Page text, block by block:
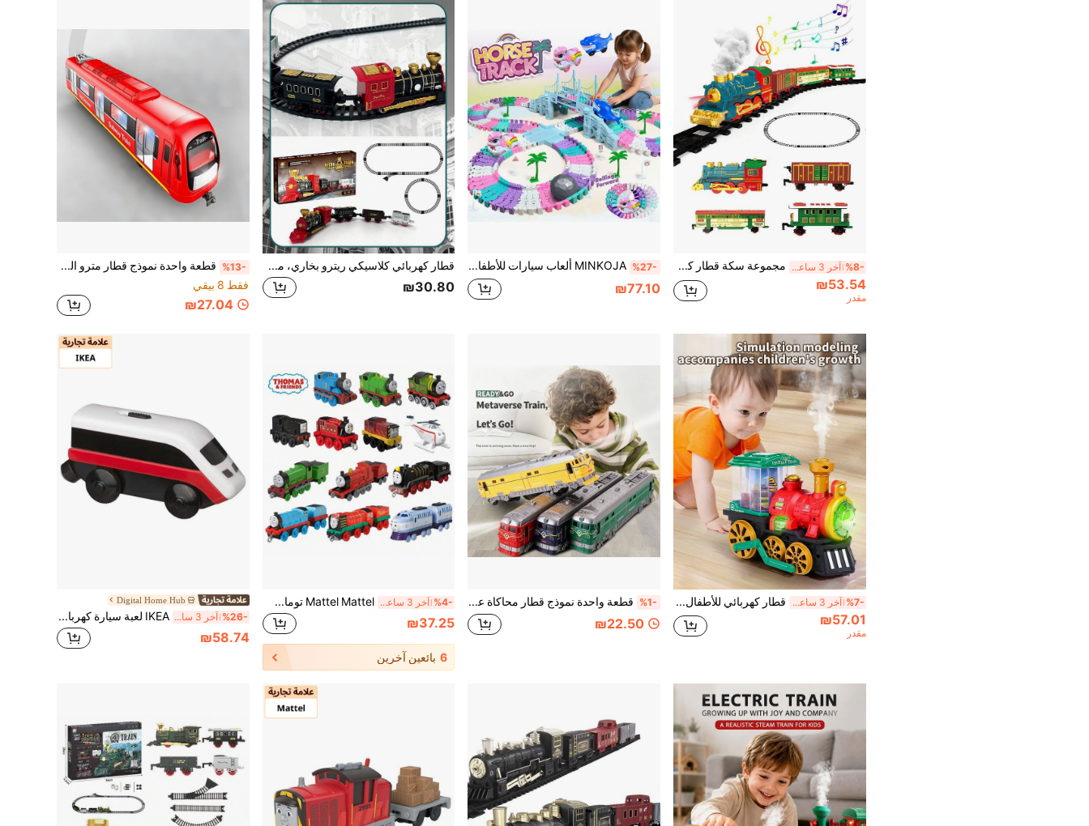
%8- آخر 3 ساعة أيام مجموعة سكة قطار كهربائي عتيقة - جرار بخاري كلاسيكي مع أضواء وأصوات، لعبة قطار، تجميع DIY محاكاة قطار، مناسبة للأولاد والبنات لإطلاق خيالهم، رائعة كهدايا عيد الميلاد وعيد الهالوين
₪53.54
مقدر
%27- MINKOJA ألعاب سيارات للأطفال من 4-6 سنوات، 194 قطعة مسار سيارات سباق للأطفال من 4-8 سنوات، شاحنة وحش هدية عيد ميلاد للأطفال من سنتين فأكثر، ألعاب سيارات للأطفال الصغار من 3 سنوات فأكثر للبنات والأولاد
₪77.10
قطار كهربائي كلاسيكي ريترو بخاري، مجموعة قطار كهربائي وسكة حديد. مجموعة ألعاب قطار كلاسيكية مع مسارات سكة حديد وألعاب قطارات كهربائية بوظيفة البخار.
₪30.80
%13-
قطعة واحدة نموذج قطار مترو المدينة الواقعي: مع تأثيرات الصوت والضوء، أبواب قابلة للفتح، انزلاق بالقصور الذاتي؛ ألوان متعددة متاحة، ديكور مكتبي؛ هدية لعبة للأطفال
فقط 8 بيقي
₪27.04
%7- آخر 3 ساعة أيام قطار كهربائي للأطفال مع رذاذ بخار، طراز جرار متعدد الاتجاهات مع أضواء وموسيقى، لعبة تدريب حسي للأطفال مع وضع الرأس لأعلى
₪57.01
مقدر
%1- قطعة واحدة نموذج قطار محاكاة عتيق مع تصميم داخلي واقعي، إطارات واقعية، أضواء أمامية وخلفية، وتأثيرات صوتية واقعية. مثالي كهدايا أعياد ميلاد الأطفال، احتفالات العطلات، مجموعات عشاق القطارات، أو للعرض على المكتب
₪22.50
%4- آخر 3 ساعة أيام Mattel Mattel توماس وأصدقاؤه من ماتيل وفيشر برايس، قاطرة وعربة شحن، لعبة سرد قصص للأطفال في سن ما قبل المدرسة
₪37.25
6 بائعين آخرين
Digital Home Hub
%26- آخر 3 ساعة أيام IKEA لعبة سيارة كهربائية من LILLABO - تعمل بالبطارية + مصباح أمامي، تحكم بزر علوي، مناسبة للأطفال من عمر 3 سنوات فما فوق، متوافقة مع مسارات السيارات العالمية، تنمي التفكير المنطقي، لعبة متينة وتعليمية
₪58.74